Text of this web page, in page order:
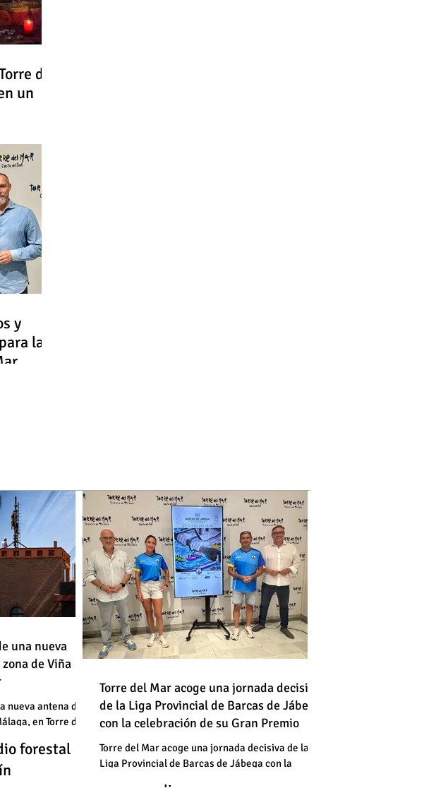
del
un
y
la
forestal en
Un vehículo en llamas atraviesa
una vía en Torre del Mar junto a
una gasolinera
forestal en
Un vehículo en llamas atraviesa
una vía en Torre del Mar junto a
una nueva
de Viña
antena de
en Torre del
Torre del Mar acoge una jornada decisiva
de la Liga Provincial de Barcas de Jábega
con la celebración de su Gran Premio
Torre del Mar acoge una jornada decisiva de la
Liga Provincial de Barcas de Jábega con la